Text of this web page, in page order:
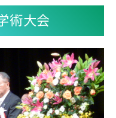
術大会